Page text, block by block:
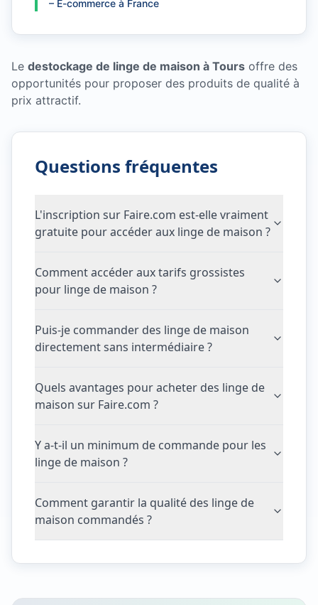
– E-commerce à France
Le destockage de linge de maison à Tours offre des
opportunités pour proposer des produits de qualité à
prix attractif.
Questions fréquentes
L'inscription sur Faire.com est-elle vraiment
gratuite pour accéder aux linge de maison ?
Comment accéder aux tarifs grossistes
pour linge de maison ?
Puis-je commander des linge de maison
directement sans intermédiaire ?
Quels avantages pour acheter des linge de
maison sur Faire.com ?
Y a-t-il un minimum de commande pour les
linge de maison ?
Comment garantir la qualité des linge de
maison commandés ?